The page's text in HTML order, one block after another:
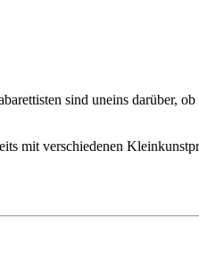
sind uneins darüber,
mit verschiedenen